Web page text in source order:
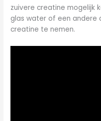
zuivere creatine mogelijk
glas water of een andere
creatine te nemen.